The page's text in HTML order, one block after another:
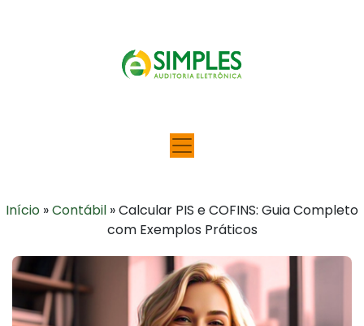
Início »Contábil »Calcular PIS e COFINS: Guia Completo
com Exemplos Práticos